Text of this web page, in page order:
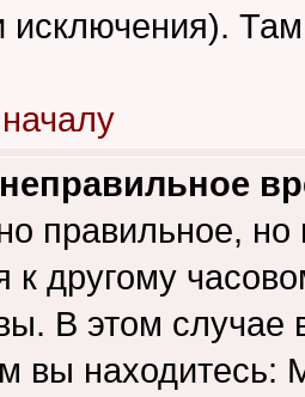
исключения).
правильное,
к другому
В этом
вы